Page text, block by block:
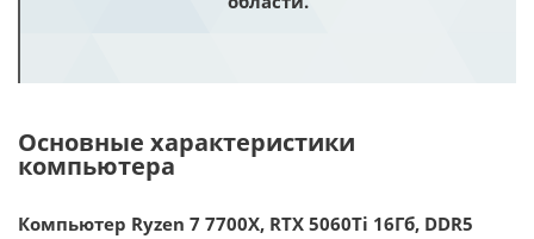
Основные характеристики
компьютера
Компьютер Ryzen 7 7700X, RTX 5060Ti 16Гб, DDR5